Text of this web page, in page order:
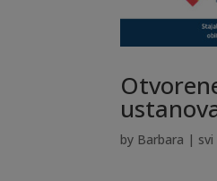
by Barbara |